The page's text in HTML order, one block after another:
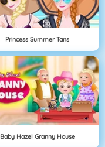
Princess Summer Tans
Baby Hazel Granny House